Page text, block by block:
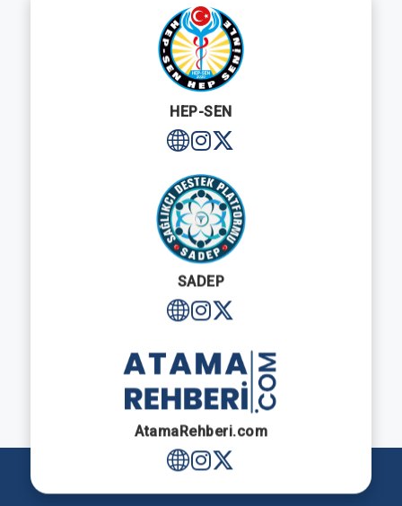
HEP-SEN
SADEP
AtamaRehberi.com